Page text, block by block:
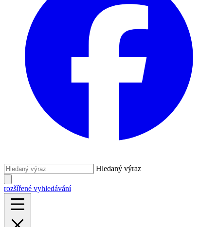
Hledaný výraz
rozšířené vyhledávání